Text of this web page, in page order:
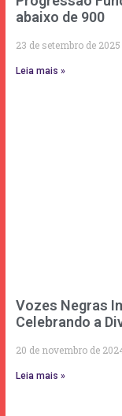
abaixo de 900
23 de setembro de 2025
Leia mais »
Vozes Negras
Celebrando a
20 de novembro de
Leia mais »